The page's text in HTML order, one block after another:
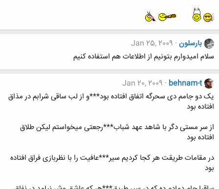
بارسلون Jan 25, 2009
سلام امیدوارم بتونیم از اطلاعات هم استفاده کنیم
behnam-t
Jan 20, 2009
یک دو جامم دی سحرگه اتفاق افتاده بود***و از لب ساقی شرابم در مذاق
افتاده بود
از سر مستی دگر با شاهد عهد شباب***رجعتی می​خواستم لیکن طلاق
افتاده بود
در مقامات طریقت هر کجا کردیم سیر***عافیت را با نظربازی فراق افتاده
بود